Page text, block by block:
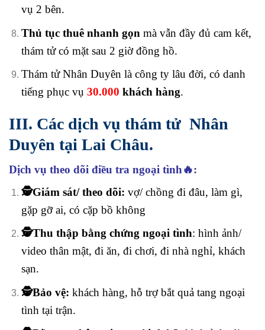
vụ 2 bên.
Thủ tục thuê nhanh gọn mà vẫn đầy đủ cam kết,
thám tử có mặt sau 2 giờ đồng hồ.
Thám tử Nhân Duyên là công ty lâu đời, có danh
tiếng phục vụ 30.000 khách hàng.
III. Các dịch vụ thám tử Nhân
Duyên tại Lai Châu.
Dịch vụ theo dõi điều tra ngoại tình🔥:
🕵️Giám sát/ theo dõi: vợ/ chồng đi đâu, làm gì,
gặp gỡ ai, có cặp bồ không
🕵️Thu thập bằng chứng ngoại tình: hình ảnh/
video thân mật, đi ăn, đi chơi, đi nhà nghỉ, khách
sạn.
🕵️Bảo vệ: khách hàng, hỗ trợ bắt quả tang ngoại
tình tại trận.